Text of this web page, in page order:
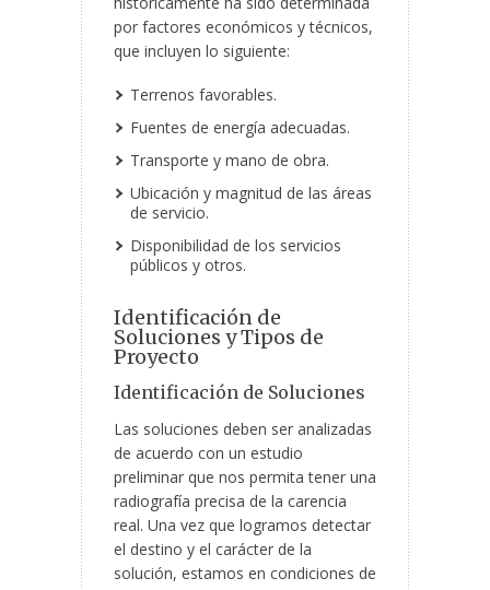
por factores económicos y técnicos,
que incluyen lo siguiente:
Terrenos favorables.
Fuentes de energía adecuadas.
Transporte y mano de obra.
Ubicación y magnitud de las áreas
de servicio.
Disponibilidad de los servicios
públicos y otros.
Identificación de
Soluciones y Tipos de
Proyecto
Identificación de Soluciones
Las soluciones deben ser analizadas
de acuerdo con un estudio
preliminar que nos permita tener una
radiografía precisa de la carencia
real. Una vez que logramos detectar
el destino y el carácter de la
solución, estamos en condiciones de